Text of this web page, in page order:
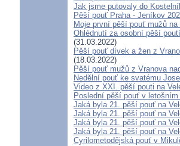
Jak jsme putovaly do
Pěší pouť Praha - Jeníkov
Moje první pěší pouť mužů
Ohlédnutí za osobní pěší
(31.03.2022)
Pěší pouť dívek a žen z
(18.03.2022)
Pěší pouť mužů z Vranova
Nedělní pouť ke svatému
Video z XXI. pěší pouti na
Poslední pěší pouť v
Jaká byla 21. pěší pouť na
Jaká byla 21. pěší pouť na
Jaká byla 21. pěší pouť na
Jaká byla 21. pěší pouť na
Cyrilometodějská pouť v